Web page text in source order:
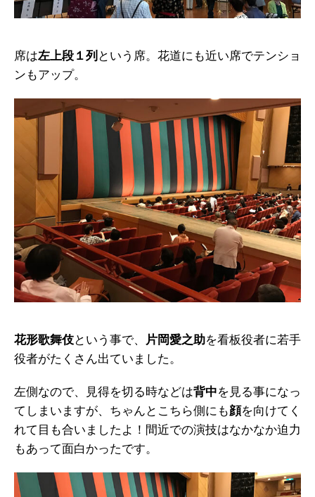
席は左上段１列 という席。花道にも近い席でテンショ
ンもアップ。
花形歌舞伎という事で、 片岡愛之助を看板役者に若手
役者がたくさん出ていました。
左側なので、見得を切る時などは背中を見る事になっ
てしまいますが、ちゃんとこちら側にも顔を向けてく
れて目も合いましたよ！間近での演技はなかなか迫力
もあって面白かったです。